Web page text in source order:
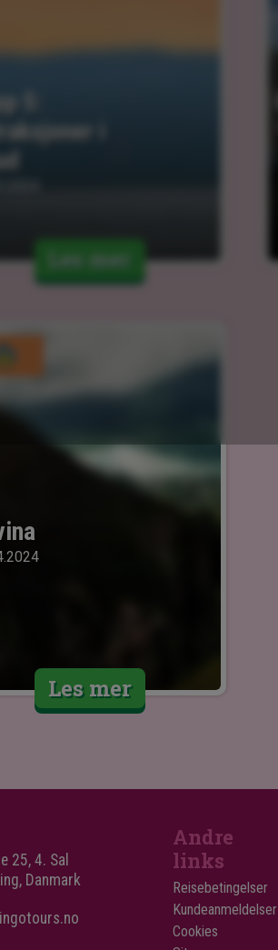
5:
i
Les mer
Les mer
25, 4. Sal
Danmark
Andre
links
Reisebetingelser
Kundeanmeldelser
Cookies